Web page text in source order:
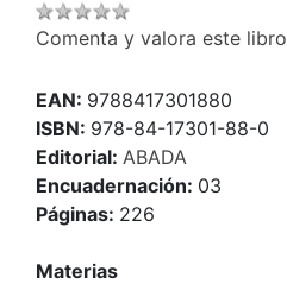
Comenta y valora este libro
EAN: 9788417301880
ISBN: 978-84-17301-88-0
Editorial: ABADA
Encuadernación: 03
Páginas: 226
Materias